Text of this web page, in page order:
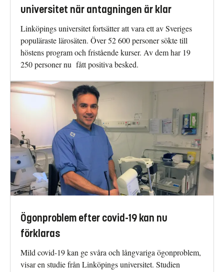
universitet när antagningen är klar
Linköpings universitet fortsätter att vara ett av Sveriges
populäraste lärosäten. Över 52 600 personer sökte till
höstens program och fristående kurser. Av dem har 19
250 personer nu fått positiva besked.
Ögonproblem efter covid-19 kan nu
förklaras
Mild covid-19 kan ge svåra och långvariga ögonproblem,
visar en studie från Linköpings universitet. Studien